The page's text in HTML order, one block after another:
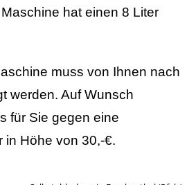
hat einen 8 Liter
muss von Ihnen nach
werden. Auf Wunsch
für Sie gegen eine
in Höhe von 30,-€.